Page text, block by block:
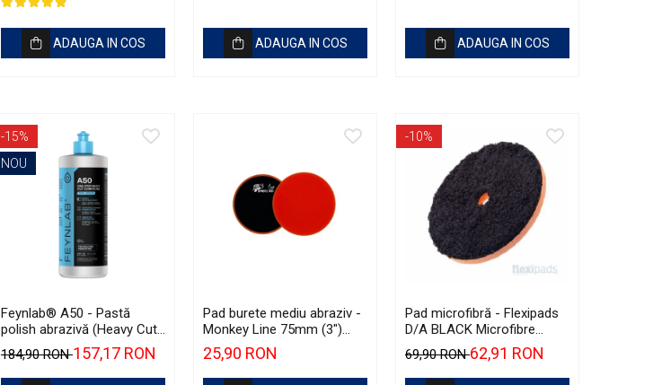
ADAUGA IN COS ADAUGA IN COS ADAUGA IN COS
-15%
NOU
Feynlab® A50 - Pastă
polish abrazivă (Heavy Cut,
500ml)
184,90 RON157,17 RON
Pad burete mediu abraziv -
Monkey Line 75mm (3")
Orange Medium-Cut Pad
25,90 RON
-10%
Pad microfibră - Flexipads
D/A BLACK Microfibre
Cutting Disc 6" (150mm)
69,90 RON62,91 RON